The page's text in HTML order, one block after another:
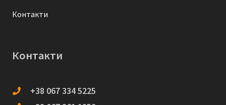
Контакти
Контакти
+38 067 334 5225